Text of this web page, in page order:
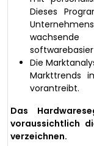
Dieses
Die
Markttrends
vorantreibt.
Das
voraussichtlich
verzeichnen.